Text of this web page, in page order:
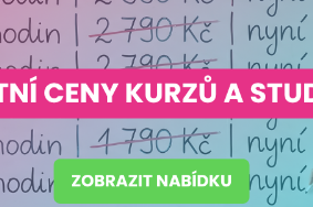
diagnostika